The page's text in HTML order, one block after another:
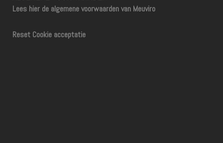
Lees hier de algemene voorwaarden van Meuviro
Reset Cookie acceptatie